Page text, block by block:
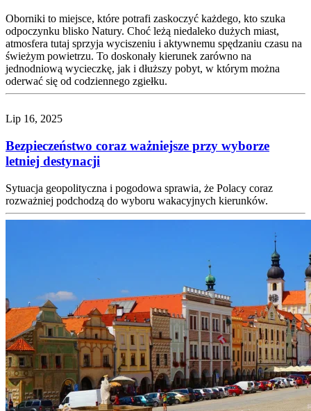
Oborniki to miejsce, które potrafi zaskoczyć każdego, kto szuka
odpoczynku blisko Natury. Choć leżą niedaleko dużych miast,
atmosfera tutaj sprzyja wyciszeniu i aktywnemu spędzaniu czasu na
świeżym powietrzu. To doskonały kierunek zarówno na
jednodniową wycieczkę, jak i dłuższy pobyt, w którym można
oderwać się od codziennego zgiełku.
Lip 16, 2025
Bezpieczeństwo coraz ważniejsze przy wyborze
letniej destynacji
Sytuacja geopolityczna i pogodowa sprawia, że Polacy coraz
rozważniej podchodzą do wyboru wakacyjnych kierunków.